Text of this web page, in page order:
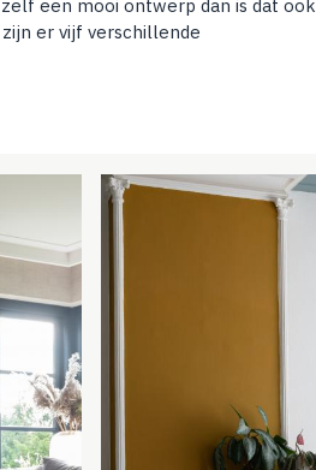
een mooi ontwerp dan is dat ook
er vijf verschillende